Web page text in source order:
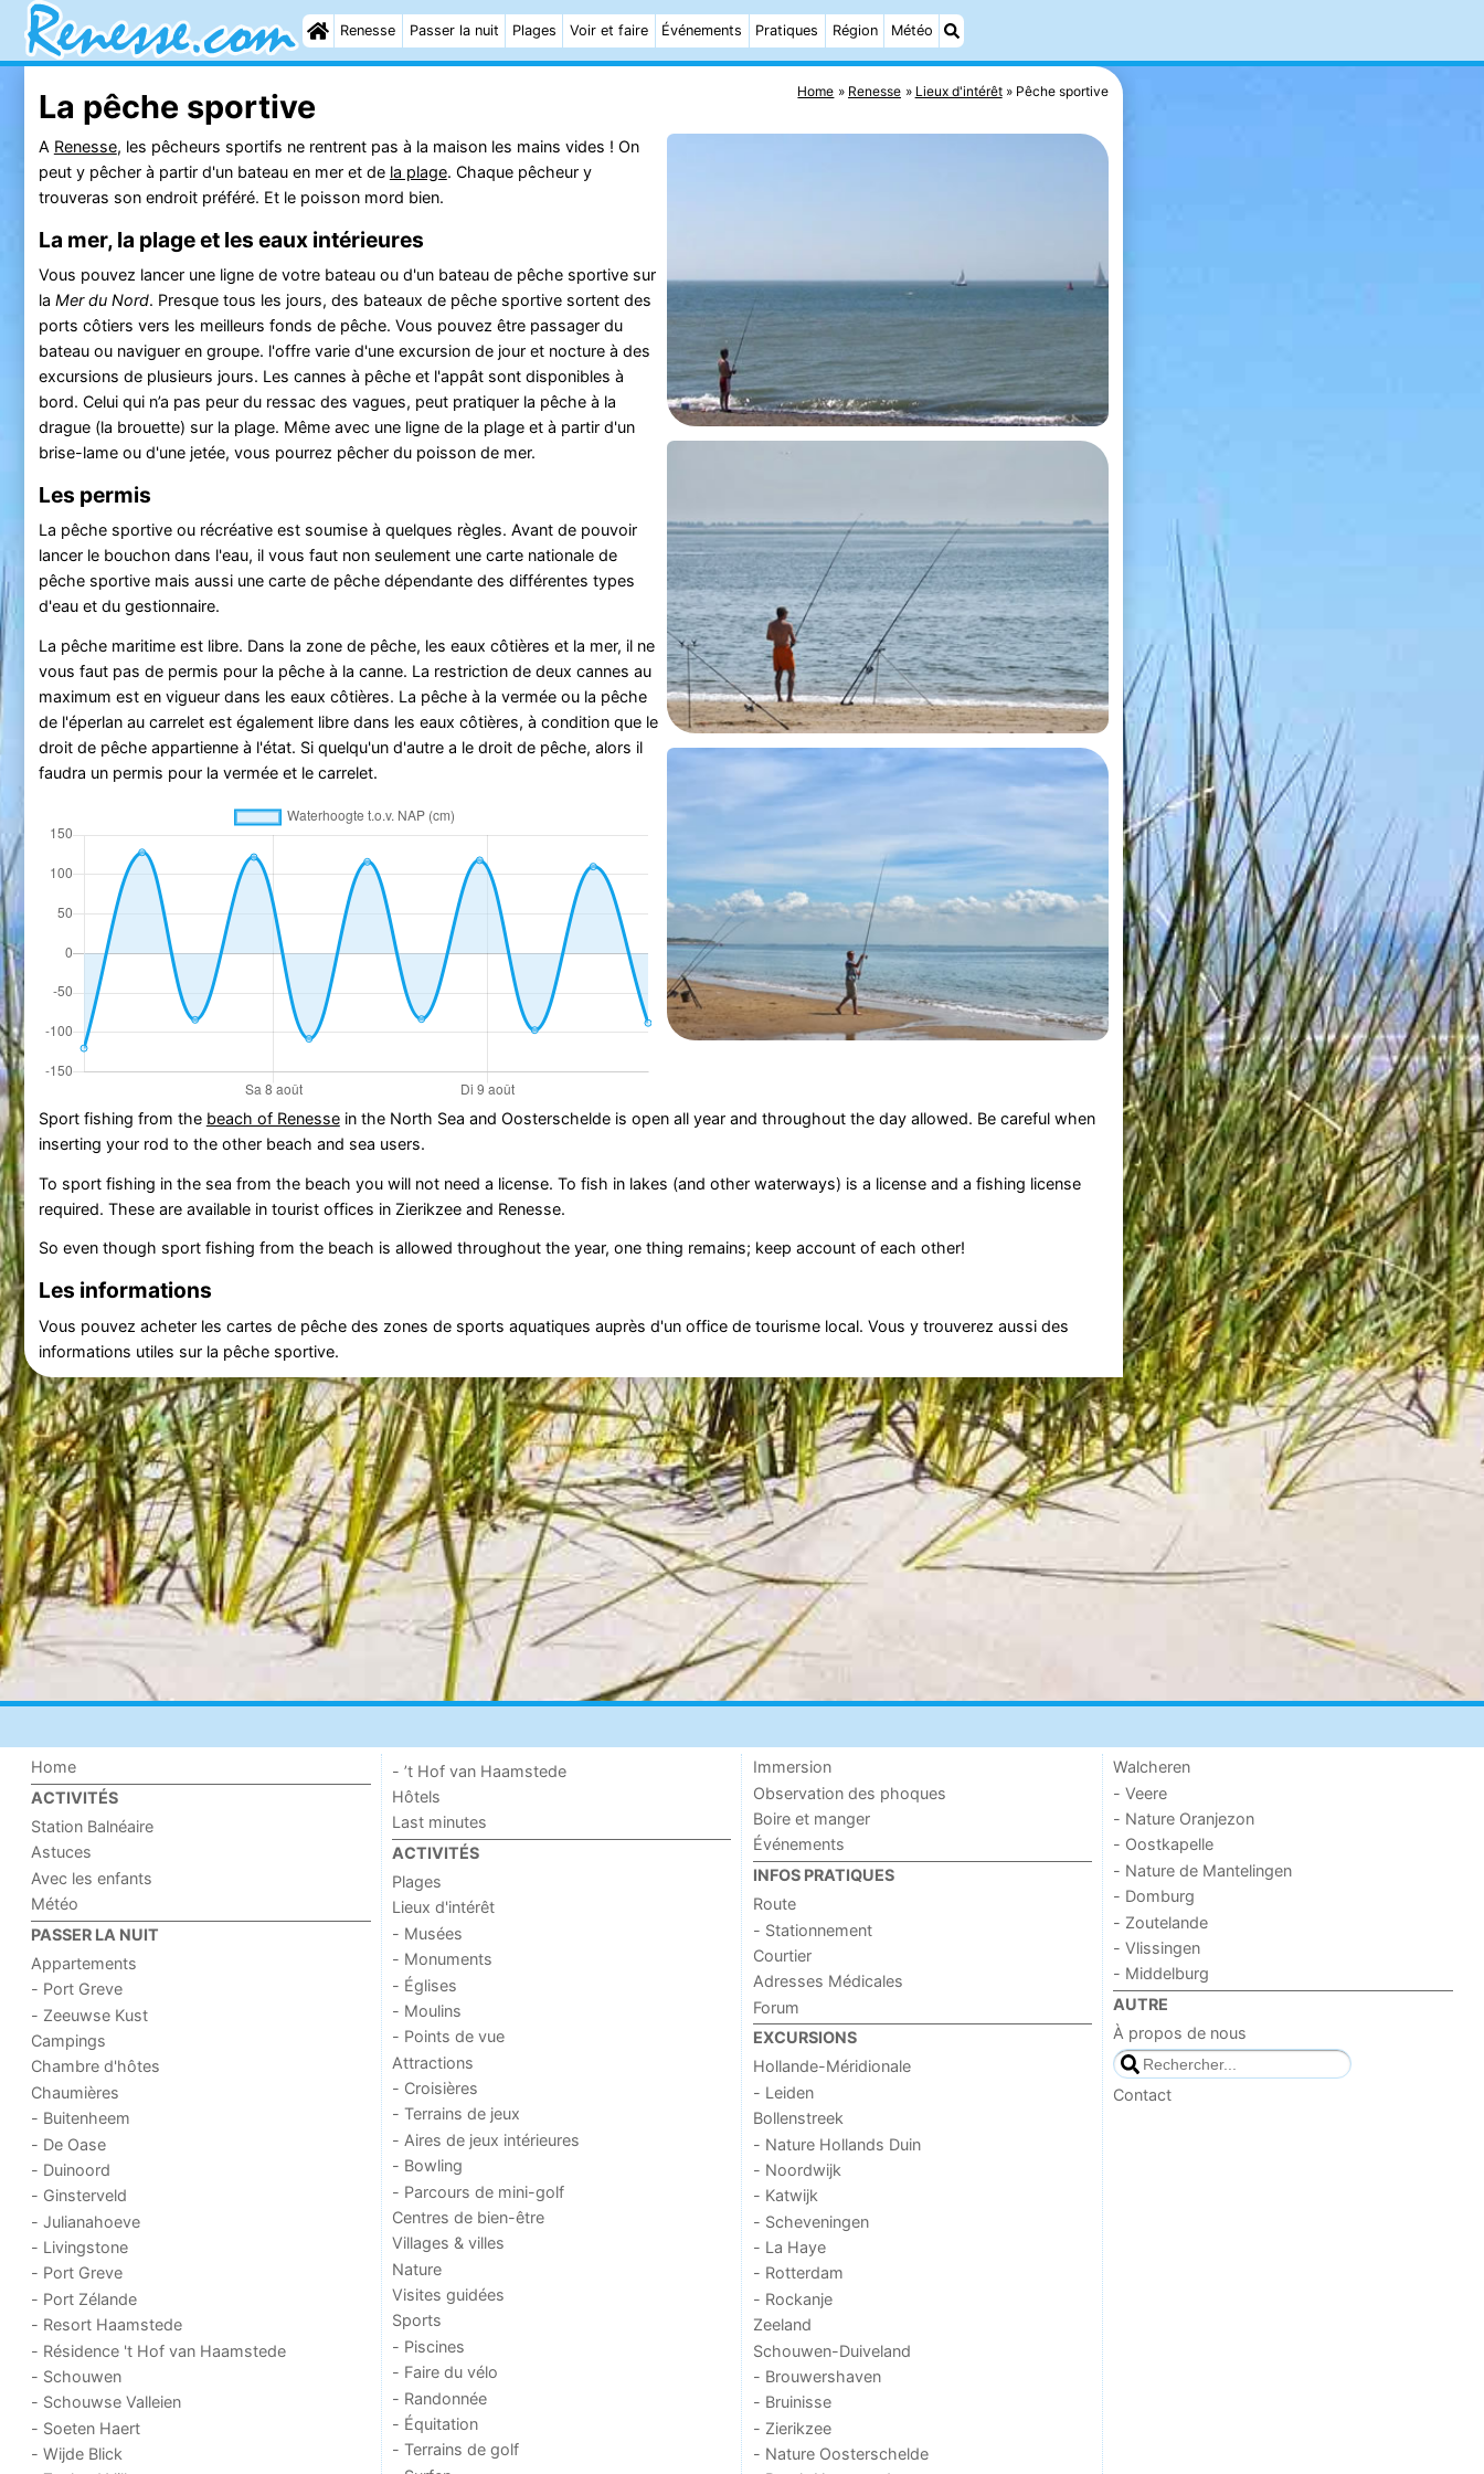
Renesse Passer la nuit Plages Voir et faire Événements Pratiques Région Météo
Home Renesse Lieux d'intérêt Pêche sportive
La pêche sportive
A Renesse, les pêcheurs sportifs ne rentrent pas à la maison les mains vides ! On
peut y pêcher à partir d'un bateau en mer et de la plage. Chaque pêcheur y
trouveras son endroit préféré. Et le poisson mord bien.
La mer, la plage et les eaux intérieures
Vous pouvez lancer une ligne de votre bateau ou d'un bateau de pêche sportive sur
la Mer du Nord. Presque tous les jours, des bateaux de pêche sportive sortent des
ports côtiers vers les meilleurs fonds de pêche. Vous pouvez être passager du
bateau ou naviguer en groupe. l'offre varie d'une excursion de jour et nocture à des
excursions de plusieurs jours. Les cannes à pêche et l'appât sont disponibles à
bord. Celui qui n’a pas peur du ressac des vagues, peut pratiquer la pêche à la
drague (la brouette) sur la plage. Même avec une ligne de la plage et à partir d'un
brise-lame ou d'une jetée, vous pourrez pêcher du poisson de mer.
Les permis
La pêche sportive ou récréative est soumise à quelques règles. Avant de pouvoir
lancer le bouchon dans l'eau, il vous faut non seulement une carte nationale de
pêche sportive mais aussi une carte de pêche dépendante des différentes types
d'eau et du gestionnaire.
La pêche maritime est libre. Dans la zone de pêche, les eaux côtières et la mer, il ne
vous faut pas de permis pour la pêche à la canne. La restriction de deux cannes au
maximum est en vigueur dans les eaux côtières. La pêche à la vermée ou la pêche
de l'éperlan au carrelet est également libre dans les eaux côtières, à condition que le
droit de pêche appartienne à l'état. Si quelqu'un d'autre a le droit de pêche, alors il
faudra un permis pour la vermée et le carrelet.
Sport fishing from the beach of Renessein the North Sea and Oosterschelde is open all year and throughout the day allowed. Be careful when
inserting your rod to the other beach and sea users.
To sport fishing in the sea from the beach you will not need a license. To fish in lakes (and other waterways) is a license and a fishing license
required. These are available in tourist offices in Zierikzee and Renesse.
So even though sport fishing from the beach is allowed throughout the year, one thing remains; keep account of each other!
Les informations
Vous pouvez acheter les cartes de pêche des zones de sports aquatiques auprès d'un office de tourisme local. Vous y trouverez aussi des
informations utiles sur la pêche sportive.
Home
ACTIVITÉS
Station Balnéaire
Astuces
Avec les enfants
Météo
PASSER LA NUIT
Appartements
- Port Greve
- Zeeuwse Kust
Campings
Chambre d'hôtes
Chaumières
- Buitenheem
- De Oase
- Duinoord
- Ginsterveld
- Julianahoeve
- Livingstone
- Port Greve
- Port Zélande
- Resort Haamstede
- Résidence 't Hof van Haamstede
- Schouwen
- Schouwse Valleien
- Soeten Haert
- Wijde Blick
- ’t Hof van Haamstede
Hôtels
Last minutes
ACTIVITÉS
Plages
Lieux d'intérêt
- Musées
- Monuments
- Églises
- Moulins
- Points de vue
Attractions
- Croisières
- Terrains de jeux
- Aires de jeux intérieures
- Bowling
- Parcours de mini-golf
Centres de bien-être
Villages & villes
Nature
Visites guidées
Sports
- Piscines
- Faire du vélo
- Randonnée
- Équitation
- Terrains de golf
Immersion
Observation des phoques
Boire et manger
Événements
INFOS PRATIQUES
Route
- Stationnement
Courtier
Adresses Médicales
Forum
EXCURSIONS
Hollande-Méridionale
- Leiden
Bollenstreek
- Nature Hollands Duin
- Noordwijk
- Katwijk
- Scheveningen
- La Haye
- Rotterdam
- Rockanje
Zeeland
Schouwen-Duiveland
- Brouwershaven
- Bruinisse
- Zierikzee
- Nature Oosterschelde
Walcheren
- Veere
- Nature Oranjezon
- Oostkapelle
- Nature de Mantelingen
- Domburg
- Zoutelande
- Vlissingen
- Middelburg
AUTRE
À propos de nous
Contact